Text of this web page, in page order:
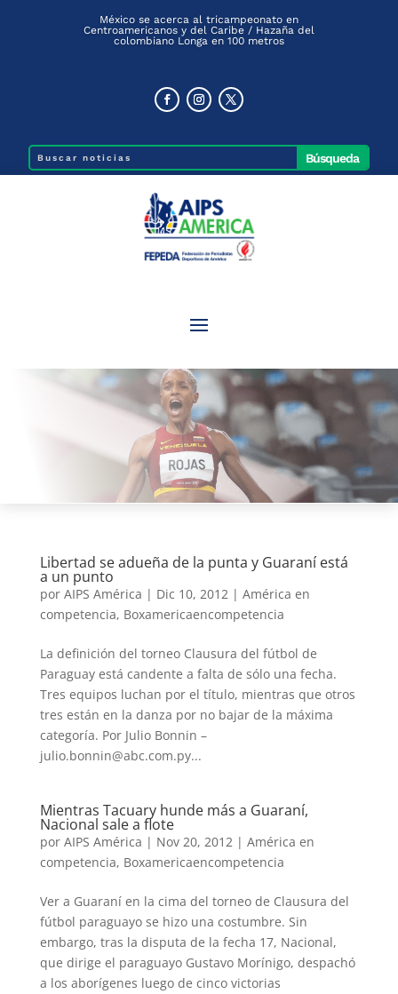
México se acerca al tricampeonato en
Centroamericanos y del Caribe / Hazaña del
colombiano Longa en 100 metros
Libertad se adueña de la punta y Guaraní está
a un punto
por AIPS América | Dic 10, 2012| América en
competencia, Boxamericaencompetencia
La definición del torneo Clausura del fútbol de
Paraguay está candente a falta de sólo una fecha.
Tres equipos luchan por el título, mientras que otros
tres están en la danza por no bajar de la máxima
categoría. Por Julio Bonnin –
julio.bonnin@abc.com.py...
Mientras Tacuary hunde más a Guaraní,
Nacional sale a flote
por AIPS América | Nov 20, 2012| América en
competencia, Boxamericaencompetencia
Ver a Guaraní en la cima del torneo de Clausura del
fútbol paraguayo se hizo una costumbre. Sin
embargo, tras la disputa de la fecha 17, Nacional,
que dirige el paraguayo Gustavo Morínigo, despachó
a los aborígenes luego de cinco victorias